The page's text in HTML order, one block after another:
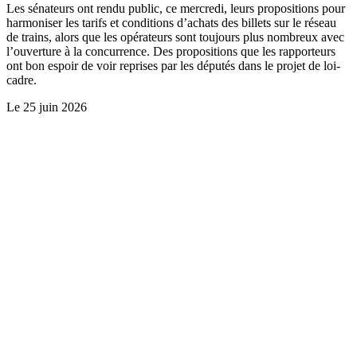
Les sénateurs ont rendu public, ce mercredi, leurs propositions pour
harmoniser les tarifs et conditions d’achats des billets sur le réseau
de trains, alors que les opérateurs sont toujours plus nombreux avec
l’ouverture à la concurrence. Des propositions que les rapporteurs
ont bon espoir de voir reprises par les députés dans le projet de loi-
cadre.
Le 25 juin 2026